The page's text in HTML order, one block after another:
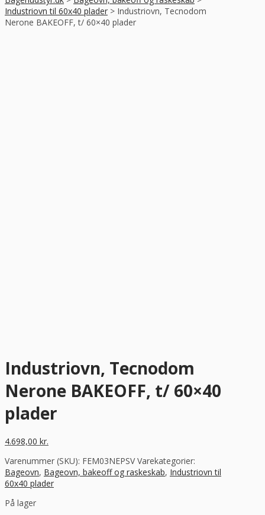
Industriovn til 60x40 plader > Industriovn, Tecnodom
Nerone BAKEOFF, t/ 60×40 plader
Industriovn, Tecnodom
Nerone BAKEOFF, t/ 60×40
plader
4.698,00 kr.
Varenummer (SKU): FEM03NEPSV Varekategorier:
Bageovn, Bageovn, bakeoff og raskeskab, Industriovn til
60x40 plader
På lager